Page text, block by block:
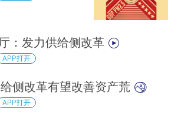
：发力供给侧改革
APP打开
侧改革有望改善资产荒
APP打开